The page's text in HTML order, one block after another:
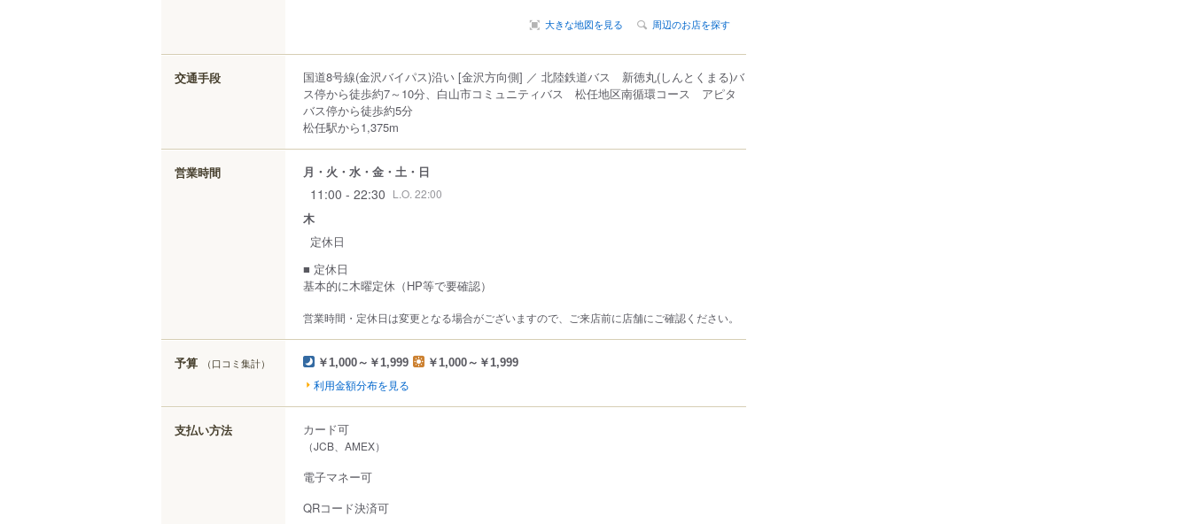
大きな地図を見る 周辺のお店を探す
交通手段
国道8号線(金沢バイパス)沿い [金沢方向側] ／ 北陸鉄道バス 新徳丸(しんとくまる)バ
ス停から徒歩約7～10分、白山市コミュニティバス 松任地区南循環コース アピタ
バス停から徒歩約5分
松任駅から1,375m
営業時間 月・火・水・金・土・日
11:00 - 22:30 L.O. 22:00
木
定休日
■ 定休日
基本的に木曜定休（HP等で要確認）
営業時間・定休日は変更となる場合がございますので、ご来店前に店舗にご確認ください。
予算 （口コミ集計） ￥1,000～￥1,999 ￥1,000～￥1,999
利用金額分布を見る
支払い方法 カード可
（JCB、AMEX）
電子マネー可
QRコード決済可